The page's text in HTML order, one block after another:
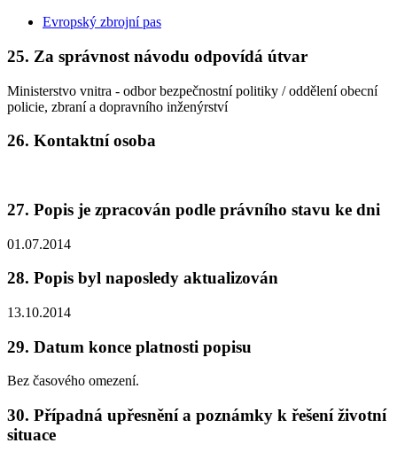
Evropský zbrojní pas
25. Za správnost návodu odpovídá útvar
Ministerstvo vnitra - odbor bezpečnostní politiky / oddělení obecní
policie, zbraní a dopravního inženýrství
26. Kontaktní osoba
27. Popis je zpracován podle právního stavu ke dni
01.07.2014
28. Popis byl naposledy aktualizován
13.10.2014
29. Datum konce platnosti popisu
Bez časového omezení.
30. Případná upřesnění a poznámky k řešení životní
situace